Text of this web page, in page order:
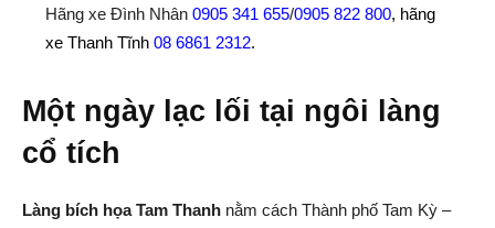
Hãng xe Đình Nhân 0905 341 655/0905 822 800, hãng
xe Thanh Tĩnh 08 6861 2312.
Một ngày lạc lối tại ngôi làng
cổ tích
Làng bích họa Tam Thanh nằm cách Thành phố Tam Kỳ –